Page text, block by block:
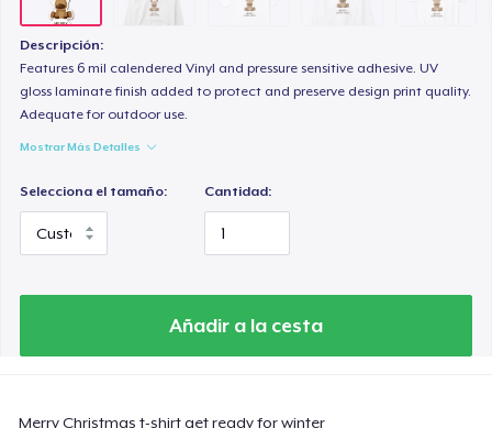
Descripción:
Features 6 mil calendered Vinyl and pressure sensitive adhesive. UV
gloss laminate finish added to protect and preserve design print quality.
Adequate for outdoor use.
Mostrar Más Detalles
Selecciona el tamaño: Cantidad:
Añadir a la cesta
Merry Christmas t-shirt get ready for winter
Classic Long Sleeve Tee